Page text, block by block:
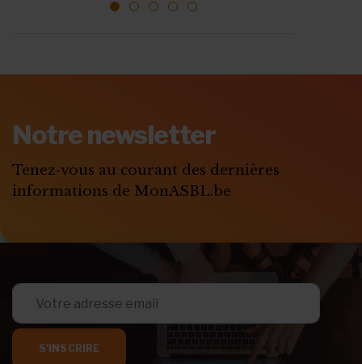
1 2 3 4
S'ABONNER
Notre newsletter
Tenez-vous au courant des dernières
informations de MonASBL.be
S'INSCRIRE